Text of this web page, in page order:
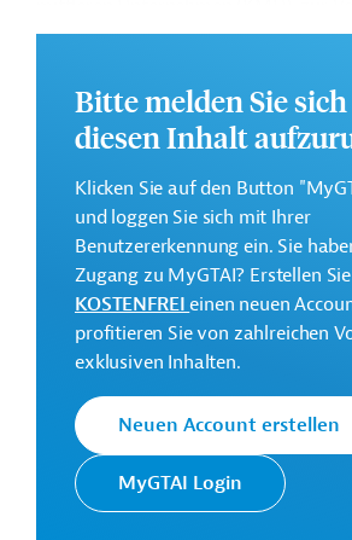
Infrastruktur, zum Aufbau von
und des Sozialschutzes.
Weitere Informationen zu dem
GTAI informiert über dieADB:
Regularien und praktische Hinweise
Geschäftsanbahnung
Gesamtkosten:
50 Millionen US-Dollar
25 Millionen US-Dollar (Darlehen)
25 Millionen US-Dollar (Zuschuss)
Kontaktadressen
Bitte melden Sie
diesen Inhalt
Klicken Sie auf den Button
und loggen Sie sich mit Ihrer
Benutzererkennung ein. Sie
Zugang zu MyGTAI? Erstellen
KOSTENFREIeinen neuen
profitieren Sie von zahlreichen
exklusiven Inhalten.
Neuen Account erstellen
MyGTAI Login